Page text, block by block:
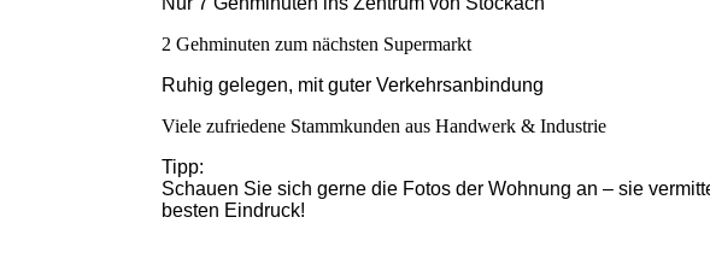
2 Gehminuten zum nächsten Supermarkt
Ruhig gelegen, mit guter Verkehrsanbindung
Viele zufriedene Stammkunden aus Handwerk & Industrie
Tipp:
Schauen Sie sich gerne die Fotos der Wohnung an – sie
besten Eindruck!